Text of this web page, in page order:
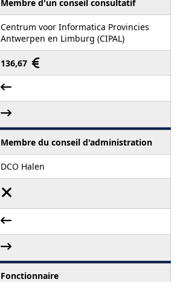
Membre d'un conseil consultatif
Centrum voor Informatica Provincies
Antwerpen en Limburg (CIPAL)
136,67
Membre du conseil d'administration
DCO Halen
Fonctionnaire